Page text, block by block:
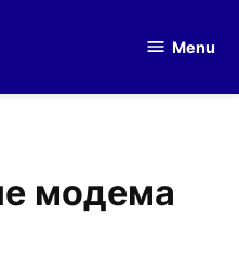
Menu
модема